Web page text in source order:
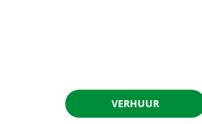
VERHUUR